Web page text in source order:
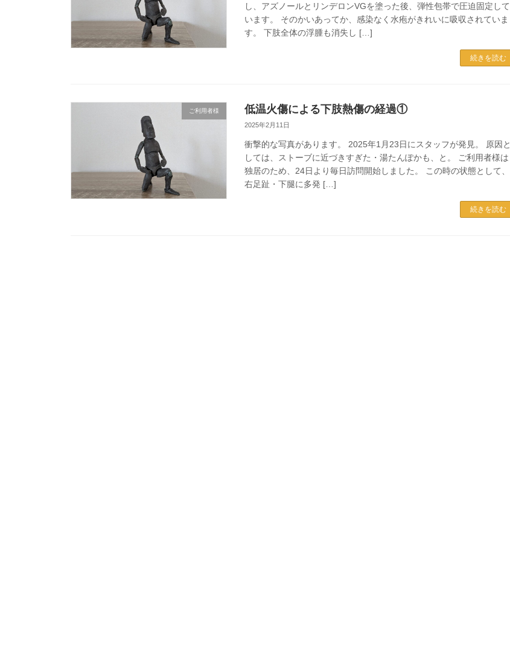
し、アズノールとリンデロンVGを塗った後、弾性包帯で圧迫固定して
います。 そのかいあってか、感染なく水疱がきれいに吸収されていま
す。 下肢全体の浮腫も消失し […]
続きを読む
ご利用者様 低温火傷による下肢熱傷の経過①
2025年2月11日
衝撃的な写真があります。 2025年1月23日にスタッフが発見。 原因と
しては、ストーブに近づきすぎた・湯たんぽかも、と。 ご利用者様は
独居のため、24日より毎日訪問開始しました。 この時の状態として、
右足趾・下腿に多発 […]
続きを読む